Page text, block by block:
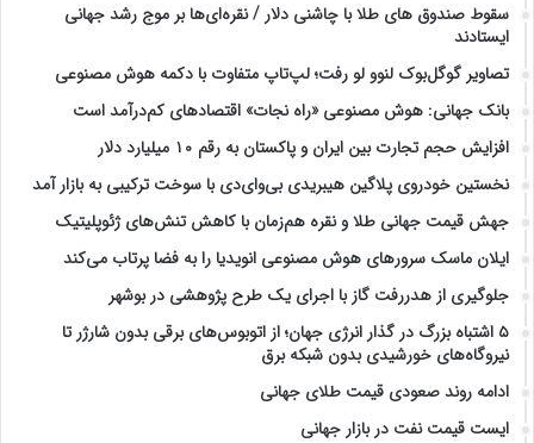
سقوط صندوق های طلا با چاشنی دلار / نقره‌ای‌ها بر موج رشد جهانی
ایستادند
تصاویر گوگل‌بوک لنوو لو رفت؛ لپ‌تاپ متفاوت با دکمه هوش مصنوعی
بانک جهانی: هوش مصنوعی «راه نجات» اقتصادهای کم‌درآمد است
افزایش حجم تجارت بین ایران و پاکستان به رقم ۱۰ میلیارد دلار
نخستین خودروی پلاگین هیبریدی بی‌وای‌دی با سوخت ترکیبی به بازار آمد
جهش قیمت جهانی طلا و نقره هم‌زمان با کاهش تنش‌های ژئوپلیتیک
ایلان ماسک سرورهای هوش مصنوعی انویدیا را به فضا پرتاب می‌کند
جلوگیری از هدررفت گاز با اجرای یک طرح پژوهشی در بوشهر
۵ اشتباه بزرگ در گذار انرژی جهان؛ از اتوبوس‌های برقی بدون شارژر تا
نیروگاه‌های خورشیدی بدون شبکه برق
ادامه روند صعودی قیمت طلای جهانی
ایست قیمت نفت در بازار جهانی